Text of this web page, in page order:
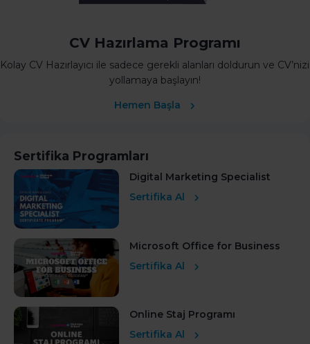
CV Hazırlama Programı
Kolay CV Hazırlayıcı ile sadece gerekli alanları doldurun ve CV’nizi
yollamaya başlayın!
Hemen Başla
Sertifika Programları
Digital Marketing Specialist
Sertifika Al
Microsoft Office for Business
Sertifika Al
Online Staj Programı
Sertifika Al